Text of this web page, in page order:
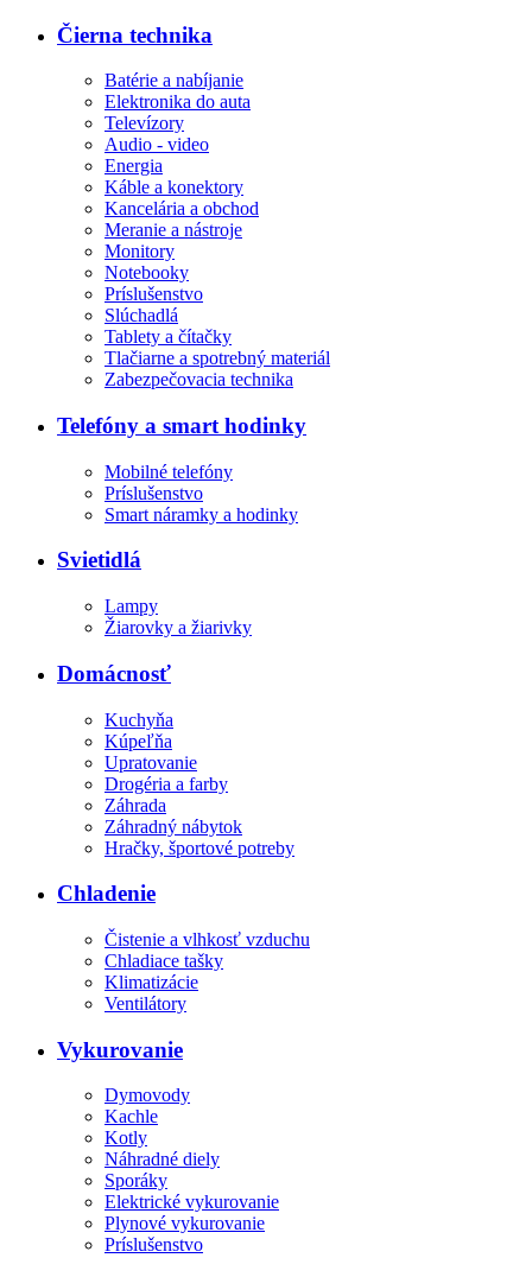
Čierna technika
Batérie a nabíjanie
Elektronika do auta
Televízory
Audio - video
Energia
Káble a konektory
Kancelária a obchod
Meranie a nástroje
Monitory
Notebooky
Príslušenstvo
Slúchadlá
Tablety a čítačky
Tlačiarne a spotrebný materiál
Zabezpečovacia technika
Telefóny a smart hodinky
Mobilné telefóny
Príslušenstvo
Smart náramky a hodinky
Svietidlá
Lampy
Žiarovky a žiarivky
Domácnosť
Kuchyňa
Kúpeľňa
Upratovanie
Drogéria a farby
Záhrada
Záhradný nábytok
Hračky, športové potreby
Chladenie
Čistenie a vlhkosť vzduchu
Chladiace tašky
Klimatizácie
Ventilátory
Vykurovanie
Dymovody
Kachle
Kotly
Náhradné diely
Sporáky
Elektrické vykurovanie
Plynové vykurovanie
Príslušenstvo